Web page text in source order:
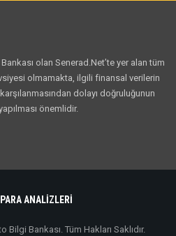
olan Senerad.Net’te yer alan tüm
olmamakta, ilgili finansal verilerin
dolayı doğruluğunun
önemlidir.
ANALİZLERİ
Bankası. Tüm Hakları Saklıdır.